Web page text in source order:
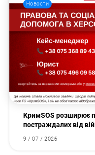
Новости
КримSOS розширює
постраждалих від
9 / 07 / 2026